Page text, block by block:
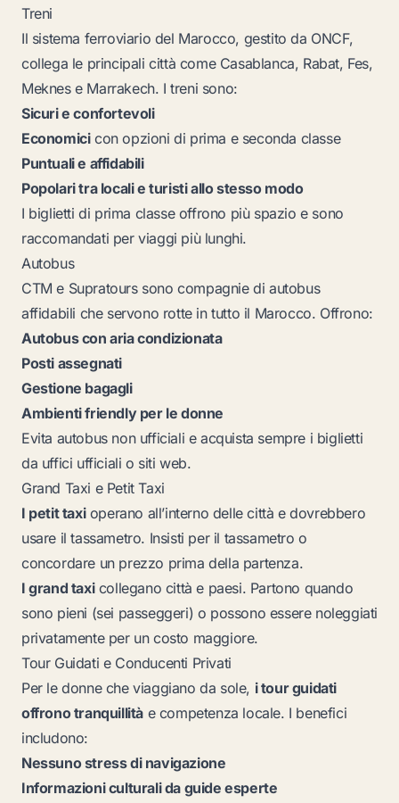
Treni
Il sistema ferroviario del Marocco, gestito da ONCF,
collega le principali città come Casablanca, Rabat, Fes,
Meknes e Marrakech. I treni sono:
Sicuri e confortevoli
Economicicon opzioni di prima e seconda classe
Puntuali e affidabili
Popolari tra locali e turisti allo stesso modo
I biglietti di prima classe offrono più spazio e sono
raccomandati per viaggi più lunghi.
Autobus
CTM e Supratours sono compagnie di autobus
affidabili che servono rotte in tutto il Marocco. Offrono:
Autobus con aria condizionata
Posti assegnati
Gestione bagagli
Ambienti friendly per le donne
Evita autobus non ufficiali e acquista sempre i biglietti
da uffici ufficiali o siti web.
Grand Taxi e Petit Taxi
I petit taxioperano all’interno delle città e dovrebbero
usare il tassametro. Insisti per il tassametro o
concordare un prezzo prima della partenza.
I grand taxicollegano città e paesi. Partono quando
sono pieni (sei passeggeri) o possono essere noleggiati
privatamente per un costo maggiore.
Tour Guidati e Conducenti Privati
Per le donne che viaggiano da sole, i tour guidati
offrono tranquillità e competenza locale. I benefici
includono:
Nessuno stress di navigazione
Informazioni culturali da guide esperte